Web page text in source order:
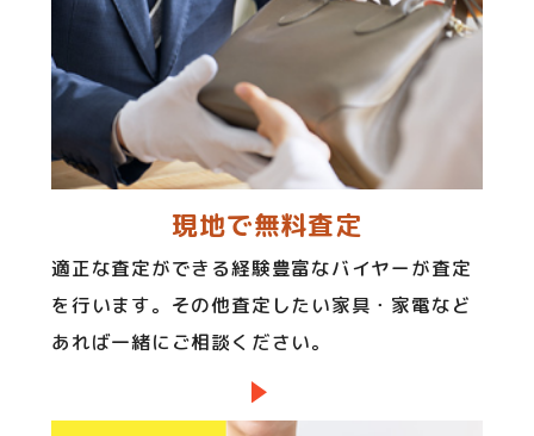
現地で無料査定
適正な査定ができる経験豊富なバイヤーが査定
を行います。その他査定したい家具・家電など
あれば一緒にご相談ください。